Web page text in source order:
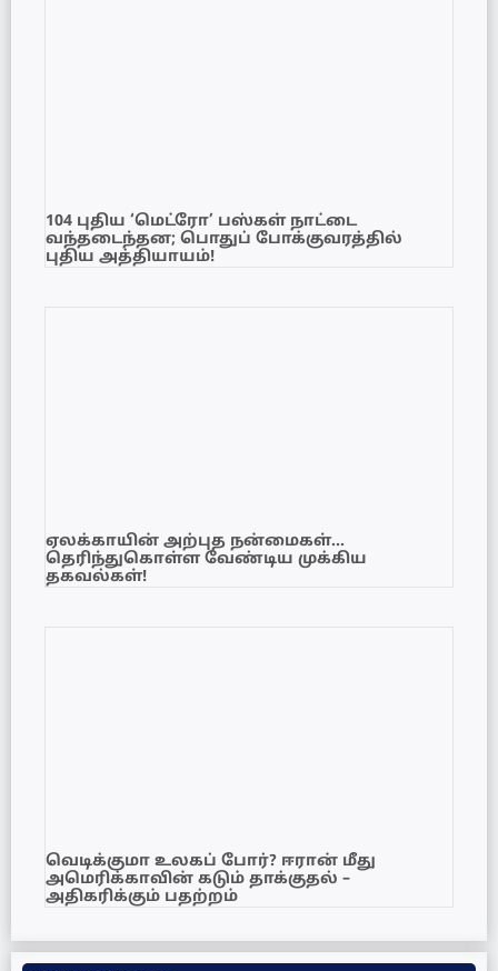
104 புதிய ‘மெட்ரோ’ பஸ்கள் நாட்டை
வந்தடைந்தன; பொதுப் போக்குவரத்தில்
புதிய அத்தியாயம்!
ஏலக்காயின் அற்புத நன்மைகள்…
தெரிந்துகொள்ள வேண்டிய முக்கிய
தகவல்கள்!
வெடிக்குமா உலகப் போர்? ஈரான் மீது
அமெரிக்காவின் கடும் தாக்குதல் –
அதிகரிக்கும் பதற்றம்